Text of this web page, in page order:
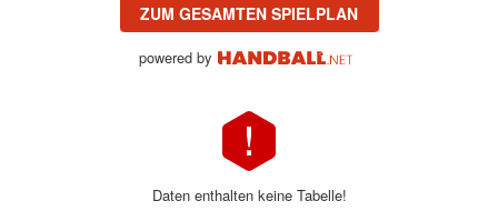
ZUM GESAMTEN SPIELPLAN
powered by
Daten enthalten keine Tabelle!